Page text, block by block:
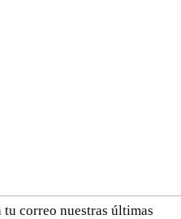
correo nuestras últimas